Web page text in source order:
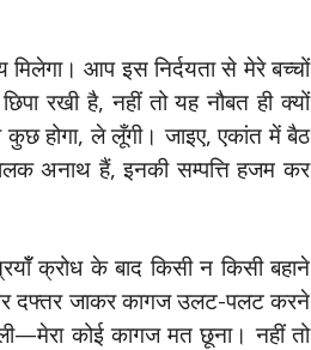
आप इस निर्दयता से मेरे बच्चों
रखी है, नहीं तो यह नौबत ही क्यों
होगा, ले लूँगी। जाइए, एकांत में बैठ
अनाथ हैं, इनकी सम्पत्ति हजम कर
क्रोध के बाद किसी न किसी बहाने
दफ्तर जाकर कागज उलट-पलट करने
कोई कागज मत छूना। नहीं तो